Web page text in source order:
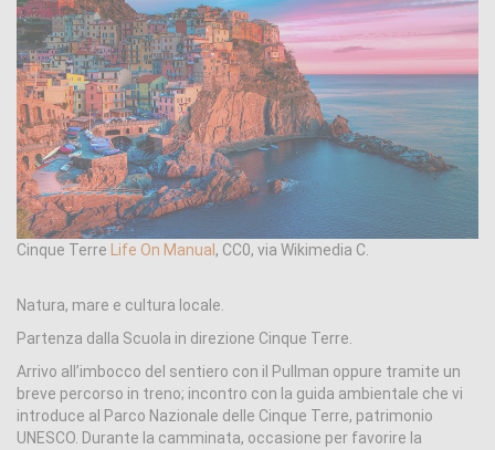
Cinque Terre Life On Manual , CC0, via Wikimedia C.
Natura, mare e cultura locale.
Partenza dalla Scuola in direzione Cinque Terre.
Arrivo all’imbocco del sentiero con il Pullman oppure tramite un
breve percorso in treno; incontro con la guida ambientale che vi
introduce al Parco Nazionale delle Cinque Terre, patrimonio
UNESCO. Durante la camminata, occasione per favorire la